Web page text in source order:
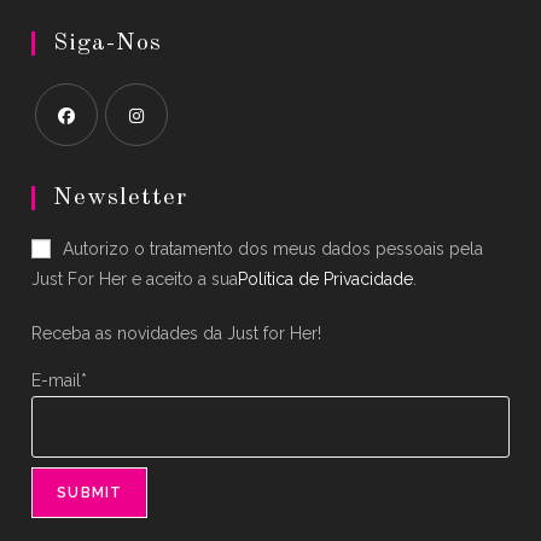
Siga-Nos
in
new
tab
in
new
tab
Newsletter
Autorizo o tratamento dos meus dados pessoais pela
Just For Her e aceito a suaPolítica de Privacidade
Receba as novidades da Just for Her!
E-mail*